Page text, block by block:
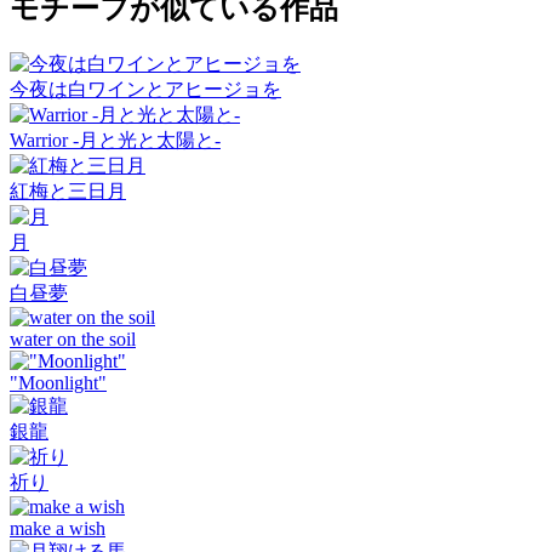
モチーフが似ている作品
今夜は白ワインとアヒージョを
Warrior -月と光と太陽と-
紅梅と三日月
月
白昼夢
water on the soil
"Moonlight"
銀龍
祈り
make a wish